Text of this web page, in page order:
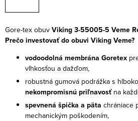
Gore-tex obuv Viking 3-55005-5 Veme
Prečo investovať do obuvi Viking Veme?
vodoodolná membrána Goretex
vlhkosťou a dažďom,
robustná gumová podrážka s
nekompromisnú priľnavosťna
spevnená špička a päta chrániace
mechanickým poškodením,